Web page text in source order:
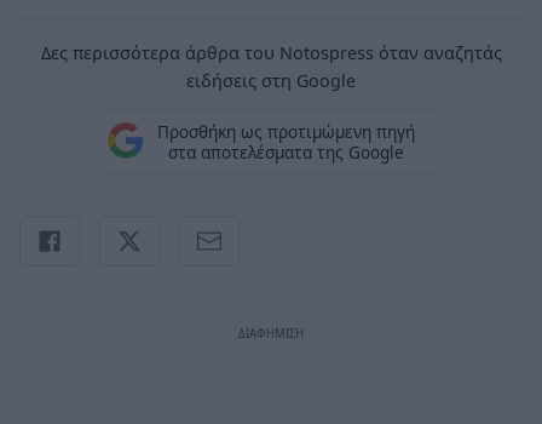
Δες περισσότερα άρθρα του Notospress όταν αναζητάς
ειδήσεις στη Google
Προσθήκη ως προτιμώμενη πηγή
στα αποτελέσματα της Google